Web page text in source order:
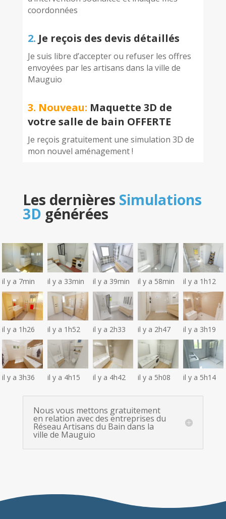
coordonnées
2. Je reçois des devis détaillés
Je suis libre d’accepter ou refuser les offres
envoyées par les artisans dans la ville de
Mauguio
3. Nouveau: Maquette 3D de
votre salle de bain OFFERTE
Je reçois gratuitement une simulation 3D de
mon nouvel aménagement !
Les dernières Simulations
3D générées
il y a 7min il y a 33min il y a 39min il y a 58min il y a 1h12
il y a 1h26 il y a 1h52 il y a 2h33 il y a 2h47 il y a 3h19
il y a 3h36 il y a 4h15 il y a 4h42 il y a 5h08 il y a 5h14
Nous vous mettons gratuitement
en relation avec des entreprises du
Réseau Artisans du Bain dans la
ville de Mauguio